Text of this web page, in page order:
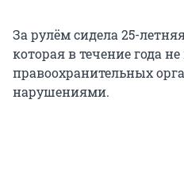
За рулём сидела 25-
которая в течение года
правоохранительных
нарушениями.